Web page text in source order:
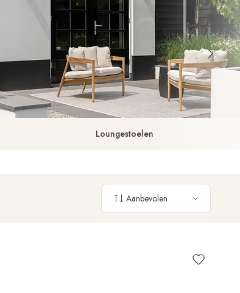
Loungestoelen
Aanbevolen